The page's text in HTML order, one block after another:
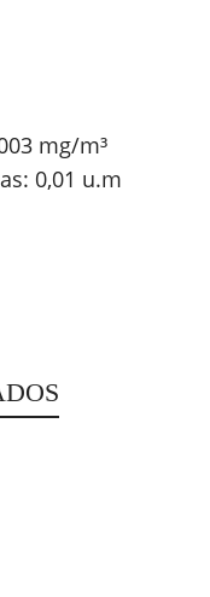
mg/m³
0,01 u.m